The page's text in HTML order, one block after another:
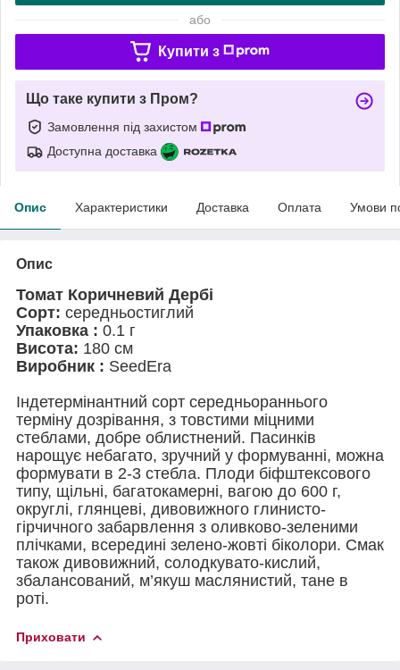
або
Купити з
Що таке купити з Пром?
Замовлення під захистом
Доступна доставка
Опис Характеристики Доставка Оплата Умови
Опис
Томат Коричневий Дербі
Сорт: середньостиглий
Упаковка : 0.1 г
Висота: 180 см
Виробник : SeedEra
Індетермінантний сорт середньораннього
терміну дозрівання, з товстими міцними
стеблами, добре облистнений. Пасинків
нарощує небагато, зручний у формуванні, можна
формувати в 2-3 стебла. Плоди біфштексового
типу, щільні, багатокамерні, вагою до 600 г,
округлі, глянцеві, дивовижного глинисто-
гірчичного забарвлення з оливково-зеленими
плічками, всередині зелено-жовті біколори. Смак
також дивовижний, солодкувато-кислий,
збалансований, м’якуш маслянистий, тане в
роті.
Приховати